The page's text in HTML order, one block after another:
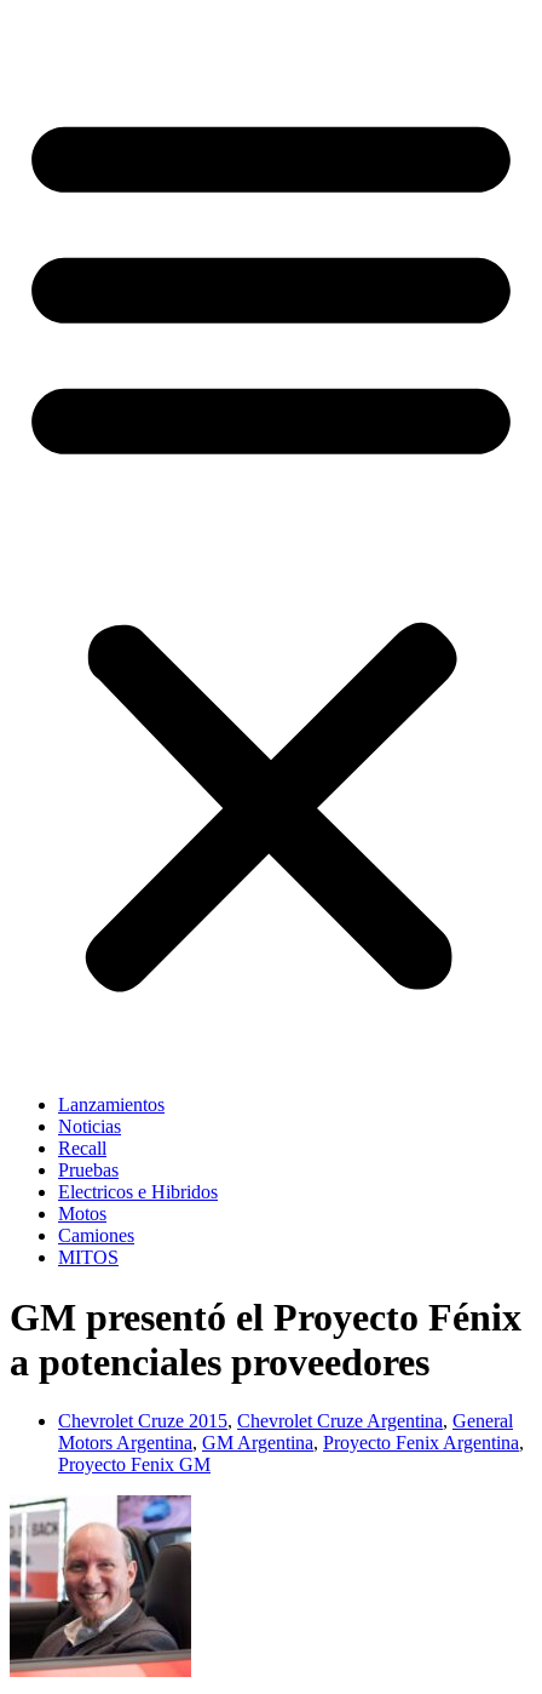
Lanzamientos
Noticias
Recall
Pruebas
Electricos e Hibridos
Motos
Camiones
MITOS
GM presentó el Proyecto Fénix
a potenciales proveedores
Chevrolet Cruze 2015, Chevrolet Cruze Argentina, General
Motors Argentina, GM Argentina, Proyecto Fenix Argentina,
Proyecto Fenix GM